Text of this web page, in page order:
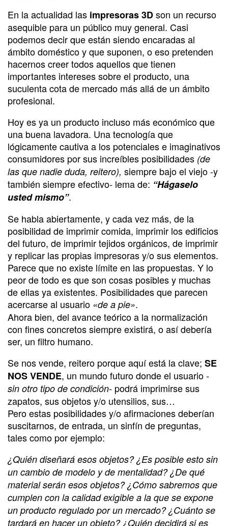
En la actualidad las impresoras 3Dson un recurso
asequible para un público muy general. Casi
podemos decir que están siendo encaradas al
ámbito doméstico y que suponen, o eso pretenden
hacernos creer todos aquellos que tienen
importantes intereses sobre el producto, una
suculenta cota de mercado más allá de un ámbito
profesional.
Hoy es ya un producto incluso más económico que
una buena lavadora. Una tecnología que
lógicamente cautiva a los potenciales e imaginativos
consumidores por sus increíbles posibilidades (de
las que nadie duda, reitero), siempre bajo el viejo -y
también siempre efectivo- lema de: “Hágaselo
usted mismo”.
Se habla abiertamente, y cada vez más, de la
posibilidad de imprimir comida, imprimir los edificios
del futuro, de imprimir tejidos orgánicos, de imprimir
y replicar las propias impresoras y/o sus elementos.
Parece que no existe límite en las propuestas. Y lo
peor de todo es que son cosas posibles y muchas
de ellas ya existentes. Posibilidades que parecen
acercarse al usuario «de a pie».
Ahora bien, del avance teórico a la normalización
con fines concretos siempre existirá, o así debería
ser, un filtro humano.
Se nos vende, reitero porque aquí está la clave; SE
NOS VENDE, un mundo futuro donde el usuario -
sin otro tipo de condición- podrá imprimirse sus
zapatos, sus objetos y/o utensilios, sus…
Pero estas posibilidades y/o afirmaciones deberían
suscitarnos, de entrada, un sinfín de preguntas,
tales como por ejemplo:
¿Quién diseñará esos objetos? ¿Es posible esto sin
un cambio de modelo y de mentalidad? ¿De qué
material serán esos objetos? ¿Cómo sabremos que
cumplen con la calidad exigible a la que se expone
un producto regulado por un mercado? ¿Cuánto se
tardará en hacer un objeto? ¿Quién decidirá si es